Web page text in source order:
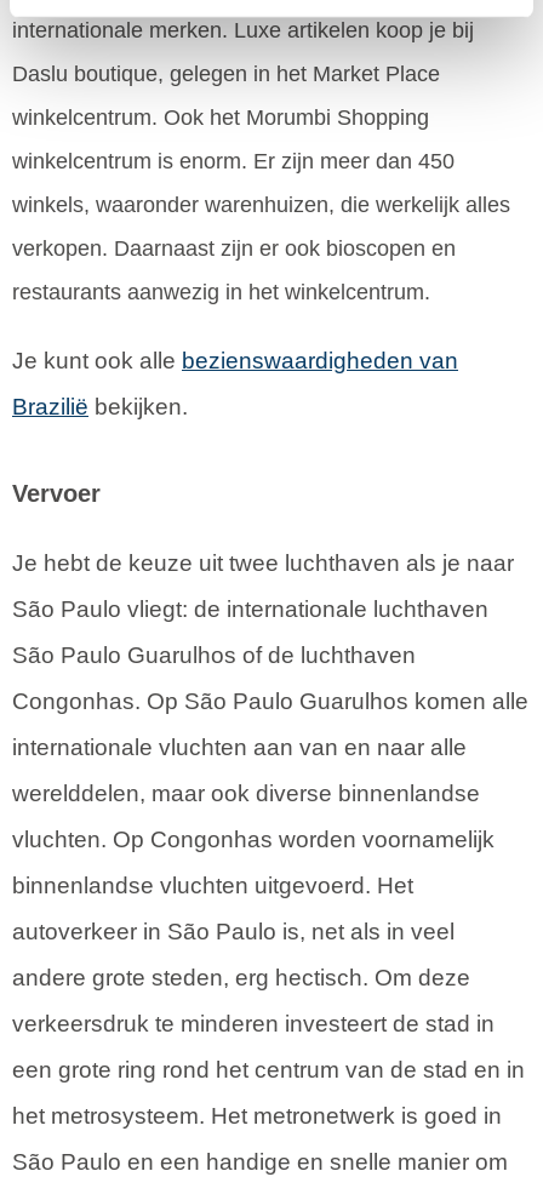
internationale merken. Luxe artikelen koop je bij
Daslu boutique, gelegen in het Market Place
winkelcentrum. Ook het Morumbi Shopping
winkelcentrum is enorm. Er zijn meer dan 450
winkels, waaronder warenhuizen, die werkelijk alles
verkopen. Daarnaast zijn er ook bioscopen en
restaurants aanwezig in het winkelcentrum.
Je kunt ook alle bezienswaardigheden van
Brazilië bekijken.
Vervoer
Je hebt de keuze uit twee luchthaven als je naar
São Paulo vliegt: de internationale luchthaven
São Paulo Guarulhos of de luchthaven
Congonhas. Op São Paulo Guarulhos komen alle
internationale vluchten aan van en naar alle
werelddelen, maar ook diverse binnenlandse
vluchten. Op Congonhas worden voornamelijk
binnenlandse vluchten uitgevoerd. Het
autoverkeer in São Paulo is, net als in veel
andere grote steden, erg hectisch. Om deze
verkeersdruk te minderen investeert de stad in
een grote ring rond het centrum van de stad en in
het metrosysteem. Het metronetwerk is goed in
São Paulo en een handige en snelle manier om